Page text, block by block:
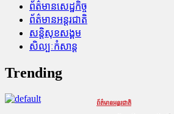
ព័ត៌មានសេដ្ឋកិច្ច
ព័ត៌មានអន្តរជាតិ
សន្តិសុខសង្គម
សិល្បៈកំសាន្ត
Trending
ព័ត៌មានអន្តរជាតិ